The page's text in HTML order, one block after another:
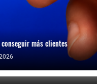
más clientes
y proteger tu negocio